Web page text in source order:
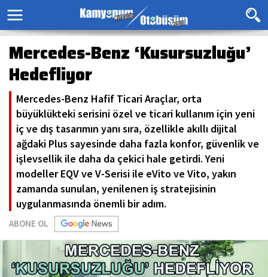
Mercedes-Benz ‘Kusursuzluğu’
Hedefliyor
Mercedes-Benz Hafif Ticari Araçlar, orta
büyüklükteki serisini özel ve ticari kullanım için yeni
iç ve dış tasarımın yanı sıra, özellikle akıllı dijital
ağdaki Plus sayesinde daha fazla konfor, güvenlik ve
işlevsellik ile daha da çekici hale getirdi. Yeni
modeller EQV ve V-Serisi ile eVito ve Vito, yakın
zamanda sunulan, yenilenen iş stratejisinin
uygulanmasında önemli bir adım.
ABONE OL